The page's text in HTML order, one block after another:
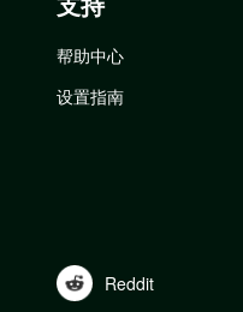
帮助中心
设置指南
Reddit